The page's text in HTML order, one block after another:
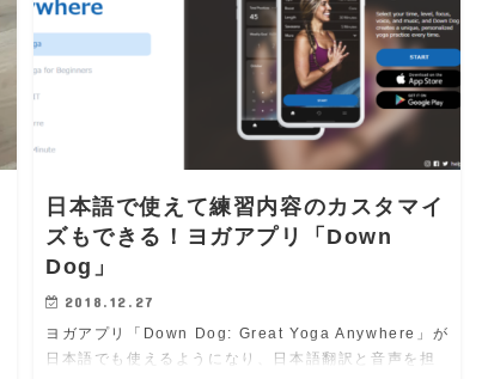
日本語で使えて練習内容のカスタマイ
ズもできる！ヨガアプリ「Down
Dog」
2018.12.27
ヨガアプリ「Down Dog: Great Yoga Anywhere」が
日本語でも使えるようになり、日本語翻訳と音声を担